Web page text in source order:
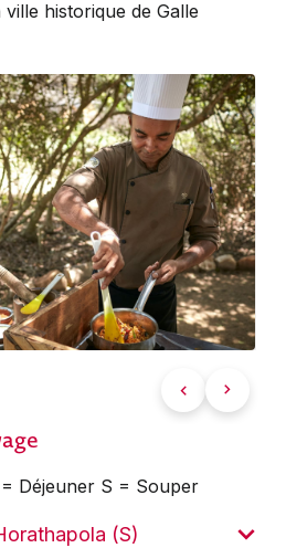
ville historique de Galle
Déjeuner S = Souper
(S)